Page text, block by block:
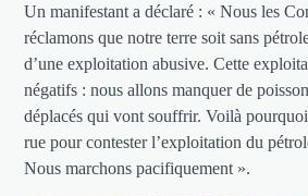
Un manifestant a déclaré : « Nous les
réclamons que notre terre soit sans
d’une exploitation abusive. Cette
négatifs : nous allons manquer de
déplacés qui vont souffrir. Voilà
rue pour contester l’exploitation du
Nous marchons pacifiquement ».